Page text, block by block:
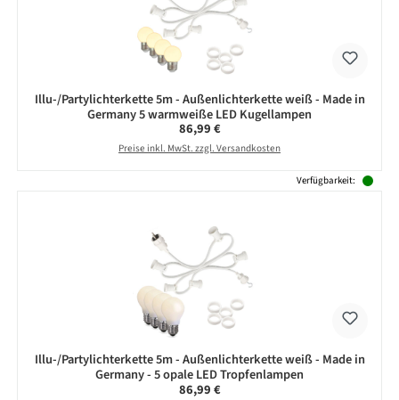
Illu-/Partylichterkette 5m - Außenlichterkette weiß - Made in
Germany 5 warmweiße LED Kugellampen
Regulärer Preis:
86,99 €
Preise inkl. MwSt. zzgl. Versandkosten
Verfügbarkeit:
Illu-/Partylichterkette 5m - Außenlichterkette weiß - Made in
Germany - 5 opale LED Tropfenlampen
Regulärer Preis:
86,99 €